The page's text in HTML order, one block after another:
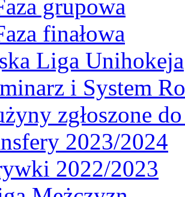
grupowa
finałowa
Liga Unihokeja
i System
zgłoszone
2023/2024
2022/2023